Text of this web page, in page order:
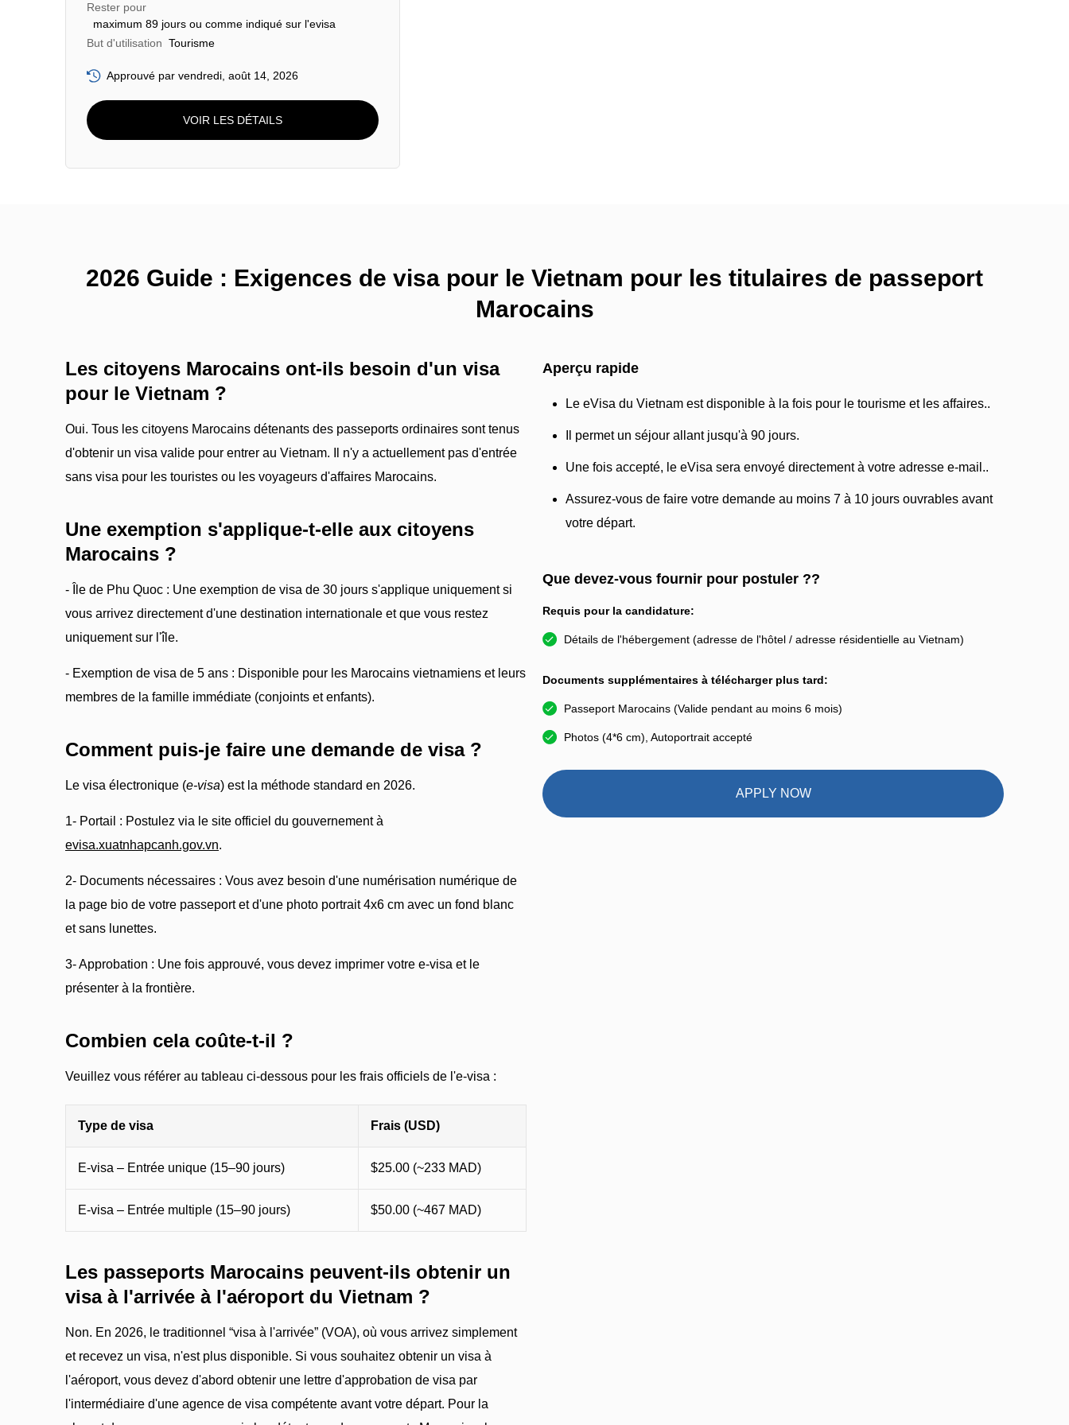
Rester pour
maximum 89 jours ou comme indiqué sur l'evisa
But d'utilisation Tourisme
Approuvé par vendredi, août 14, 2026
VOIR LES DÉTAILS
2026 Guide : Exigences de visa pour le Vietnam pour les titulaires de passeport
Marocains
Les citoyens Marocains ont-ils besoin d'un visa
pour le Vietnam ?
Oui. Tous les citoyens Marocains détenants des passeports ordinaires sont tenus
d'obtenir un visa valide pour entrer au Vietnam. Il n'y a actuellement pas d'entrée
sans visa pour les touristes ou les voyageurs d'affaires Marocains.
Une exemption s'applique-t-elle aux citoyens
Marocains ?
- Île de Phu Quoc : Une exemption de visa de 30 jours s'applique uniquement si
vous arrivez directement d'une destination internationale et que vous restez
uniquement sur l'île.
- Exemption de visa de 5 ans : Disponible pour les Marocains vietnamiens et leurs
membres de la famille immédiate (conjoints et enfants).
Comment puis-je faire une demande de visa ?
Le visa électronique (e-visa) est la méthode standard en 2026.
1- Portail : Postulez via le site officiel du gouvernement à
evisa.xuatnhapcanh.gov.vn.
2- Documents nécessaires : Vous avez besoin d'une numérisation numérique de
la page bio de votre passeport et d'une photo portrait 4x6 cm avec un fond blanc
et sans lunettes.
3- Approbation : Une fois approuvé, vous devez imprimer votre e-visa et le
présenter à la frontière.
Combien cela coûte-t-il ?
Veuillez vous référer au tableau ci-dessous pour les frais officiels de l'e-visa :
Type de visa Frais (USD)
E-visa – Entrée unique (15–90 jours) $25.00 (~233 MAD)
E-visa – Entrée multiple (15–90 jours) $50.00 (~467 MAD)
Les passeports Marocains peuvent-ils obtenir un
visa à l'arrivée à l'aéroport du Vietnam ?
Non. En 2026, le traditionnel “visa à l'arrivée” (VOA), où vous arrivez simplement
et recevez un visa, n'est plus disponible. Si vous souhaitez obtenir un visa à
l'aéroport, vous devez d'abord obtenir une lettre d'approbation de visa par
l'intermédiaire d'une agence de visa compétente avant votre départ. Pour la
Aperçu rapide
Le eVisa du Vietnam est disponible à la fois pour le tourisme et les affaires..
Il permet un séjour allant jusqu'à 90 jours.
Une fois accepté, le eVisa sera envoyé directement à votre adresse e-mail..
Assurez-vous de faire votre demande au moins 7 à 10 jours ouvrables avant
votre départ.
Que devez-vous fournir pour postuler ??
Requis pour la candidature:
Détails de l'hébergement (adresse de l'hôtel / adresse résidentielle au Vietnam)
Documents supplémentaires à télécharger plus tard:
Passeport Marocains (Valide pendant au moins 6 mois)
Photos (4*6 cm), Autoportrait accepté
APPLY NOW